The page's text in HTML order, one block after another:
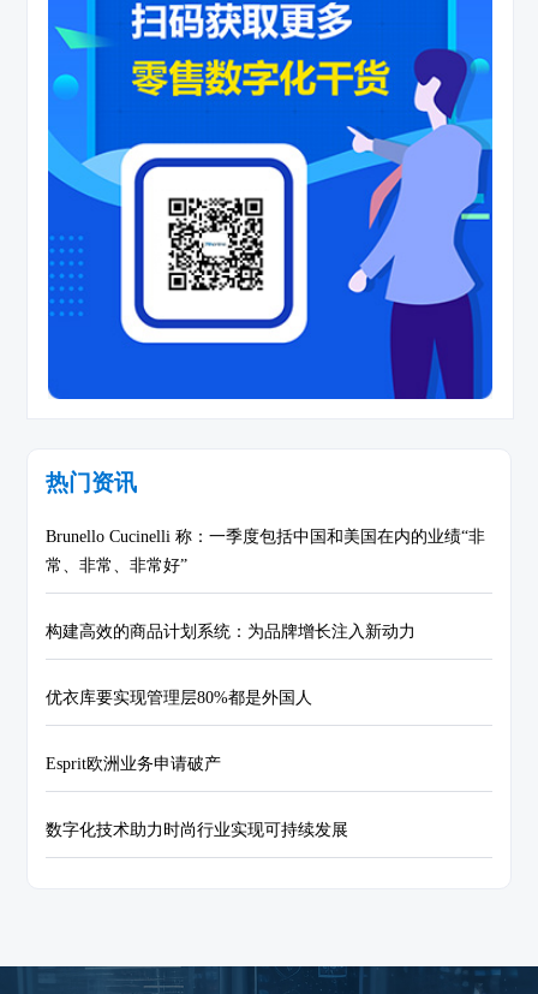
热门资讯
Brunello Cucinelli 称：一季度包括中国和美国在内的业绩“非
常、非常、非常好”
构建高效的商品计划系统：为品牌增长注入新动力
优衣库要实现管理层80%都是外国人
Esprit欧洲业务申请破产
数字化技术助力时尚行业实现可持续发展